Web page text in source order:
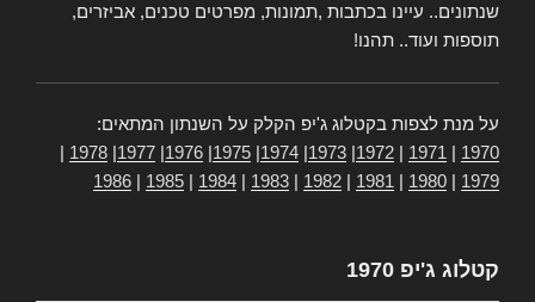
שנתונים.. עיינו בכתבות ,תמונות, מפרטים טכנים, אביזרים,
תוספות ועוד.. תהנו!
על מנת לצפות בקטלוג ג'יפ הקלק על השנתון המתאים:
1970
1971
1972
1973
1974
1975
1976
1977
1978
1979
1980
1981
1982
1983
1984
1985
1986
קטלוג ג'יפ 1970